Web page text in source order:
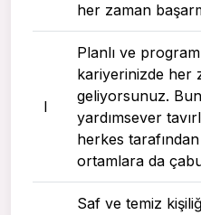
her zaman
I
Planlı ve
kariyerinizde her
geliyorsunuz.
yardımsever
herkes
ortamlara da
Saf ve temiz